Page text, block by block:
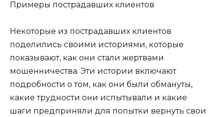
Примеры пострадавших клиентов
Некоторые из пострадавших клиентов
поделились своими историями, которые
показывают, как они стали жертвами
мошенничества. Эти истории включают
подробности о том, как они были обмануты,
какие трудности они испытывали и какие
шаги предприняли для попытки вернуть свои